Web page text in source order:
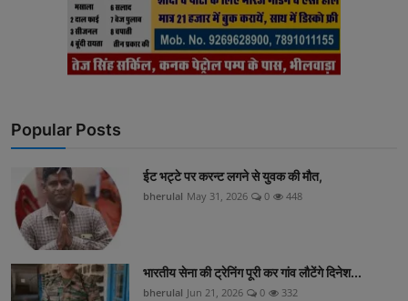
Popular Posts
ईट भट्टे पर करन्ट लगने से युवक की मौत,
bherulal May 31, 2026 0 448
भारतीय सेना की ट्रेनिंग पूरी कर गांव लौटेंगे दिनेश...
bherulal Jun 21, 2026 0 332